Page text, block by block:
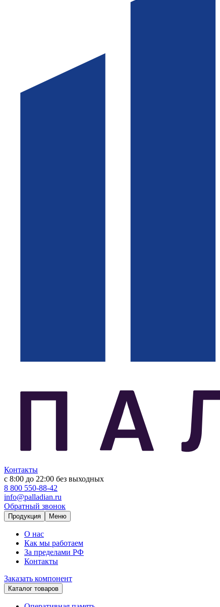
Контакты
с 8:00 до 22:00 без выходных
8 800 550-88-42
info@palladian.ru
Обратный звонок
Продукция Меню
О нас
Как мы работаем
За пределами РФ
Контакты
Заказать компонент
Каталог товаров